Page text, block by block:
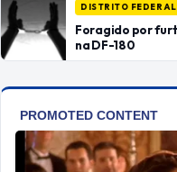
DISTRITO FEDERAL
Foragido por
na DF-180